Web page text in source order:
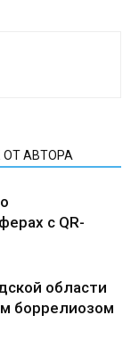
ОТ АВТОРА
с QR-
области
боррелиозом